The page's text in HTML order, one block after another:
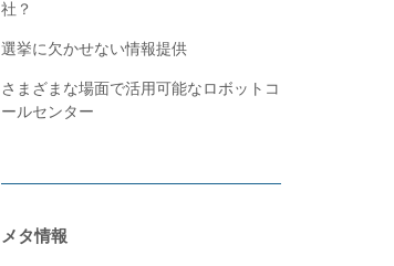
社？
選挙に欠かせない情報提供
さまざまな場面で活用可能なロボットコ
ールセンター
メタ情報